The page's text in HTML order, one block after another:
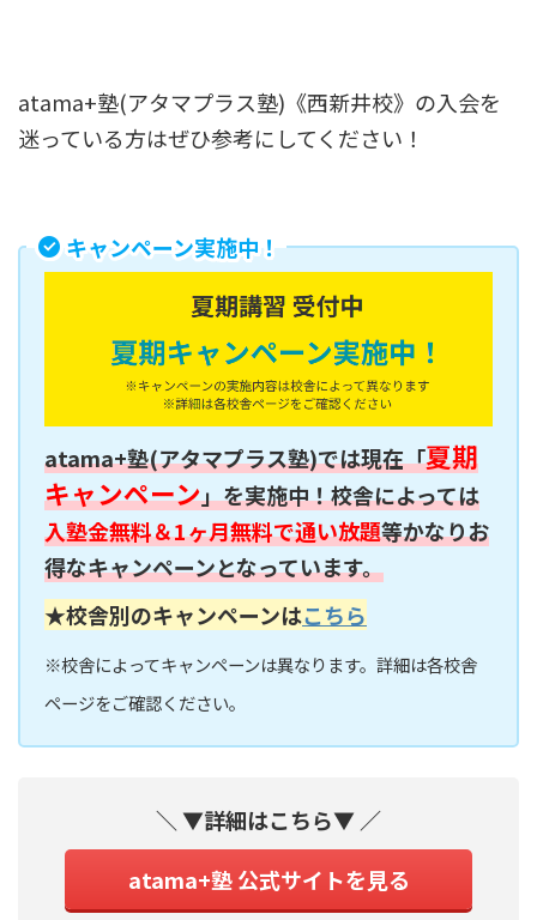
atama+塾(アタマプラス塾)《西新井校》の入会を
迷っている方はぜひ参考にしてください！
キャンペーン実施中！
atama+塾(アタマプラス塾)では現在「夏期
キャンペーン」を実施中！校舎によっては
入塾金無料＆1ヶ月無料で通い放題等かなりお
得なキャンペーンとなっています。
★校舎別のキャンペーンはこちら
※校舎によってキャンペーンは異なります。詳細は各校舎
ページをご確認ください。
＼ ▼詳細はこちら▼ ／
atama+塾 公式サイトを見る